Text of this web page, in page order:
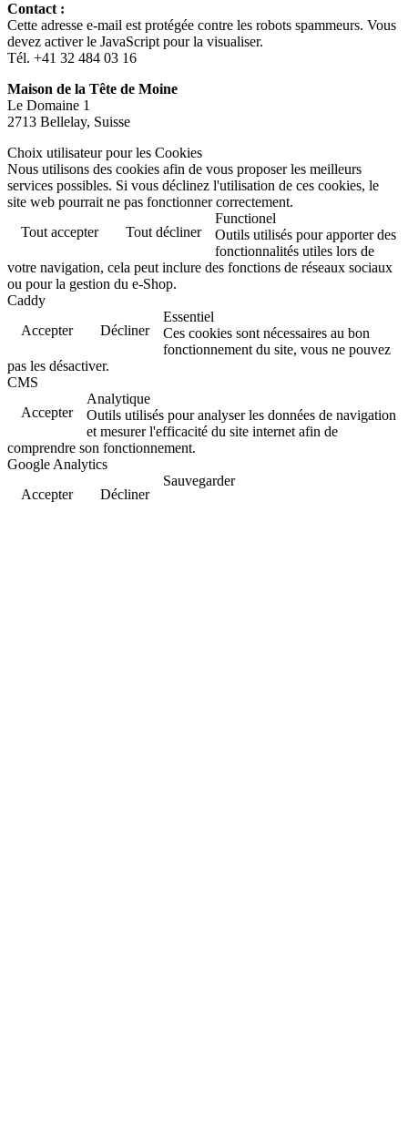
Contact :
Cette adresse e-mail est protégée contre les robots spammeurs. Vous
devez activer le JavaScript pour la visualiser.
Tél. +41 32 484 03 16
Maison de la Tête de Moine
Le Domaine 1
2713 Bellelay, Suisse
Choix utilisateur pour les Cookies
Nous utilisons des cookies afin de vous proposer les meilleurs
services possibles. Si vous déclinez l'utilisation de ces cookies, le
site web pourrait ne pas fonctionner correctement.
Tout accepter
Tout décliner
Functionel
Outils utilisés pour apporter des
fonctionnalités utiles lors de
votre navigation, cela peut inclure des fonctions de réseaux sociaux
ou pour la gestion du e-Shop.
Caddy
Accepter
Décliner
Essentiel
Ces cookies sont nécessaires au bon
fonctionnement du site, vous ne pouvez
pas les désactiver.
CMS
Accepter
Analytique
Outils utilisés pour analyser les données de navigation
et mesurer l'efficacité du site internet afin de
comprendre son fonctionnement.
Google Analytics
Accepter
Décliner
Sauvegarder